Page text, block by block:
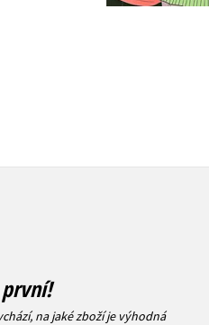
na jaké zboží je výhodná